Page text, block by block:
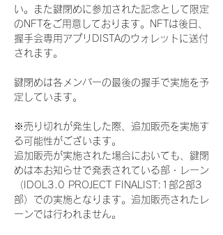
い。また鍵閉めに参加された記念として限定
のNFTをご用意しております。NFTは後日、
握手会専用アプリDISTAのウォレットに送付
されます。
鍵閉めは各メンバーの最後の握手で実施を予
定しています。
※売り切れが発生した際、追加販売を実施す
る可能性がございます。
追加販売が実施された場合においても、鍵閉
めは本お知らせで発表されている部・レーン
（IDOL3.0 PROJECT FINALIST:1部2部3
部）での実施となります。追加販売されたレ
ーンでは行われません。